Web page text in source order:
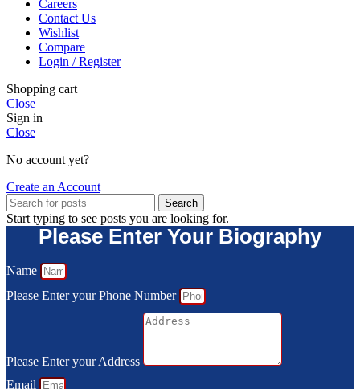
Careers
Contact Us
Wishlist
Compare
Login / Register
Shopping cart
Close
Sign in
Close
No account yet?
Create an Account
Search
Start typing to see posts you are looking for.
Please Enter Your Biography
Name
Please Enter your Phone Number
Please Enter your Address
Email